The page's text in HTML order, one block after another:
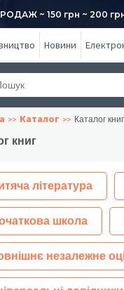
~ 150 грн ~ 200
Новини
Каталог Каталог книг
книг
література
школа
незалежне